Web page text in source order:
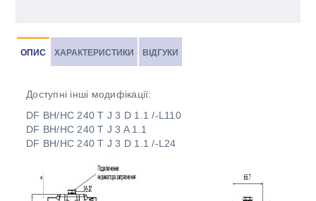
ОПИС ХАРАКТЕРИСТИКИ ВІДГУКИ
Доступні інші модифікації:
DF BH/HC 240 T J 3 D 1.1 /-L110
DF BH/HC 240 T J 3 A 1.1
DF BH/HC 240 T J 3 D 1.1 /-L24